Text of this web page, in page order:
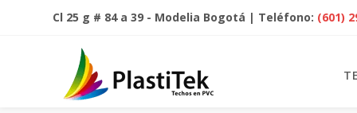
Cl 25 g # 84 a 39 - Modelia Bogotá | Teléfono: (601)